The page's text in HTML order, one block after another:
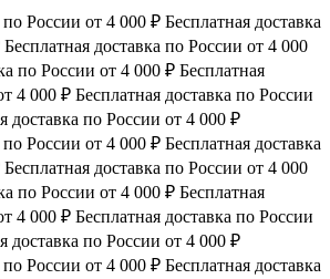
по России от 4 000 ₽ Бесплатная доставка
Бесплатная доставка по России от 4 000
по России от 4 000 ₽ Бесплатная
4 000 ₽ Бесплатная доставка по России
доставка по России от 4 000 ₽
по России от 4 000 ₽ Бесплатная доставка
Бесплатная доставка по России от 4 000
по России от 4 000 ₽ Бесплатная
4 000 ₽ Бесплатная доставка по России
доставка по России от 4 000 ₽
по России от 4 000 ₽ Бесплатная доставка